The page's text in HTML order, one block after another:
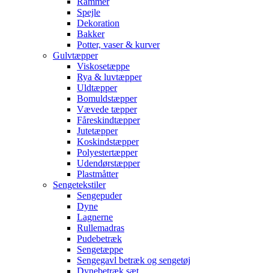
Spejle
Dekoration
Bakker
Potter, vaser & kurver
Gulvtæpper
Viskosetæppe
Rya & luvtæpper
Uldtæpper
Bomuldstæpper
Vævede tæpper
Fåreskindtæpper
Jutetæpper
Koskindstæpper
Polyestertæpper
Udendørstæpper
Plastmåtter
Sengetekstiler
Sengepuder
Dyne
Lagnerne
Rullemadras
Pudebetræk
Sengetæppe
Sengegavl betræk og sengetøj